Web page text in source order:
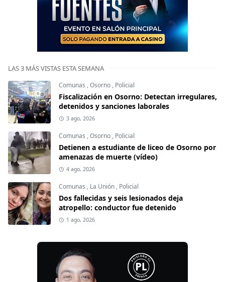
LAS 3 MÁS VISTAS ESTA SEMANA
Comunas ,Osorno, Policial
Fiscalización en Osorno: Detectan irregulares,
detenidos y sanciones laborales
3 ago, 2026
Comunas ,Osorno, Policial
Detienen a estudiante de liceo de Osorno por
amenazas de muerte (vídeo)
4 ago, 2026
Comunas , La Unión, Policial
Dos fallecidas y seis lesionados deja
atropello: conductor fue detenido
1 ago, 2026